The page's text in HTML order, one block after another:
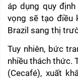
áp dụng quy
vọng sẽ tạo điều
Brazil sang thị
Tuy nhiên, bức
nhiều thách thức.
(Cecafé), xuất